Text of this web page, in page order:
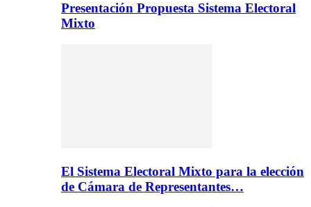
Presentación Propuesta Sistema Electoral
Mixto
El Sistema Electoral Mixto para la elección
de Cámara de Representantes…